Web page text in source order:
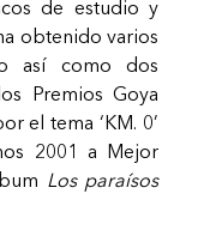
de estudio y
obtenido varios
así como dos
Premios Goya
el tema ‘KM. 0’
2001 a Mejor
Los paraísos